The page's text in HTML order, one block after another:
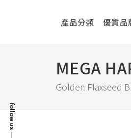
產品分類 優質品
MEGA
Golden Flaxseed
follow us